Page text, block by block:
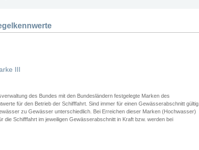
III
des Bundes mit den Bundesländern festgelegte Marken des
für den Betrieb der Schifffahrt. Sind immer für einen Gewässerabschnitt gültig.
zu Gewässer unterschiedlich. Bei Erreichen dieser Marken (Hochwasser)
Schifffahrt im jeweiligen Gewässerabschnitt in Kraft bzw. werden bei